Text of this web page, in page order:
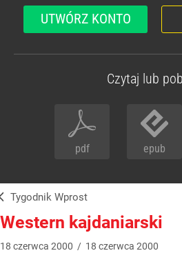
UTWÓRZ KONTO
Czytaj lub
pdf epub
Tygodnik Wprost
Western kajdaniarski
18 czerwca 2000 / 18 czerwca 2000